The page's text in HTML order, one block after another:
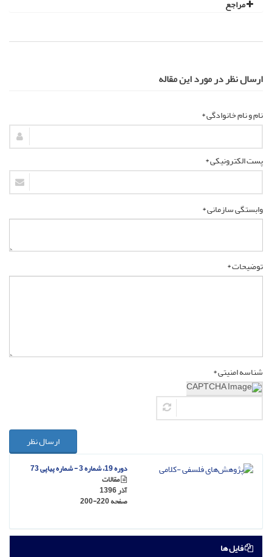
مراجع
ارسال نظر در مورد این مقاله
نام و نام خانوادگی *
پست الکترونیکی *
وابستگی سازمانی *
توضیحات *
شناسه امنیتی *
ارسال نظر
دوره 19، شماره 3 - شماره پیاپی 73
مقالات
آذر 1396
صفحه200-220
فایل ها